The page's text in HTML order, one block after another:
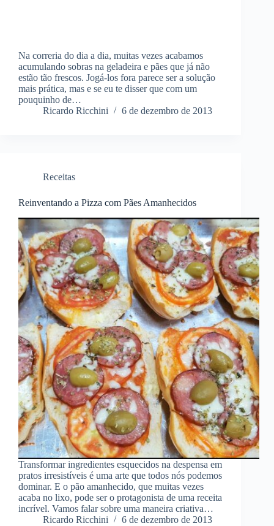
Na correria do dia a dia, muitas vezes acabamos
acumulando sobras na geladeira e pães que já não
estão tão frescos. Jogá-los fora parece ser a solução
mais prática, mas e se eu te disser que com um
pouquinho de…
Ricardo Ricchini
6 de dezembro de 2013
Receitas
Reinventando a Pizza com Pães Amanhecidos
Transformar ingredientes esquecidos na despensa em
pratos irresistíveis é uma arte que todos nós podemos
dominar. E o pão amanhecido, que muitas vezes
acaba no lixo, pode ser o protagonista de uma receita
incrível. Vamos falar sobre uma maneira criativa…
Ricardo Ricchini
6 de dezembro de 2013